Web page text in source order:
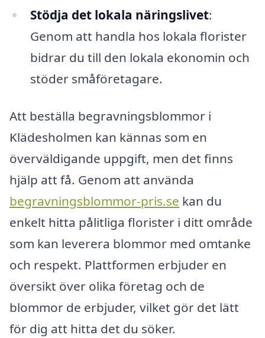
Stödja det lokala näringslivet:
Genom att handla hos lokala florister
bidrar du till den lokala ekonomin och
stöder småföretagare.
Att beställa begravningsblommor i
Klädesholmen kan kännas som en
överväldigande uppgift, men det finns
hjälp att få. Genom att använda
begravningsblommor-pris.se kan du
enkelt hitta pålitliga florister i ditt område
som kan leverera blommor med omtanke
och respekt. Plattformen erbjuder en
översikt över olika företag och de
blommor de erbjuder, vilket gör det lätt
för dig att hitta det du söker.